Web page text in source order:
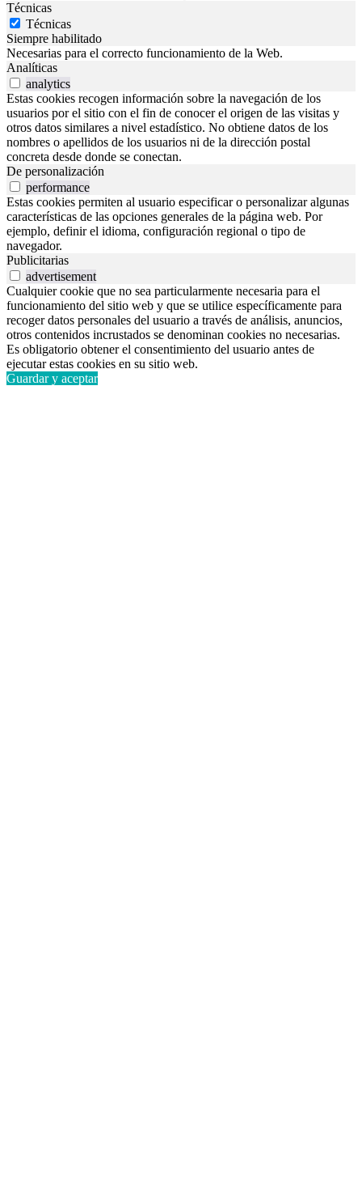
Técnicas
Técnicas
Siempre habilitado
Necesarias para el correcto funcionamiento de la Web.
Analíticas
analytics
Estas cookies recogen información sobre la navegación de los
usuarios por el sitio con el fin de conocer el origen de las visitas y
otros datos similares a nivel estadístico. No obtiene datos de los
nombres o apellidos de los usuarios ni de la dirección postal
concreta desde donde se conectan.
De personalización
performance
Estas cookies permiten al usuario especificar o personalizar algunas
características de las opciones generales de la página web. Por
ejemplo, definir el idioma, configuración regional o tipo de
navegador.
Publicitarias
advertisement
Cualquier cookie que no sea particularmente necesaria para el
funcionamiento del sitio web y que se utilice específicamente para
recoger datos personales del usuario a través de análisis, anuncios,
otros contenidos incrustados se denominan cookies no necesarias.
Es obligatorio obtener el consentimiento del usuario antes de
ejecutar estas cookies en su sitio web.
Guardar y aceptar